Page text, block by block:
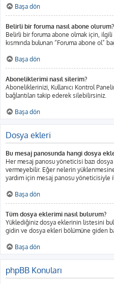
Başa dön
Belirli bir foruma nasıl abone olurum?
Belirli bir foruma abone olmak için, ilgili
kısmında bulunan “Foruma abone ol”
Başa dön
Aboneliklerimi nasıl silerim?
Aboneliklerinizi, Kullanıcı Kontrol
bağlantıları takip ederek silebilirsiniz.
Başa dön
Dosya ekleri
Bu mesaj panosunda hangi dosya
Her mesaj panosu yöneticisi bazı
vermeyebilir. Eğer nelerin
yardım için mesaj panosu yöneticisiyle
Başa dön
Tüm dosya eklerimi nasıl bulurum?
Yüklediğiniz dosya eklerinin listesini
gidin ve dosya ekleri bölümüne giden
Başa dön
phpBB Konuları